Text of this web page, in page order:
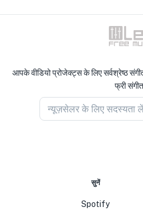
आपके वीडियो प्रोजेक्ट्स के लिए सर्वश्रेष्ठ
फ्री
न्यूज़सेलर के लिए सदस्यता
सुनें
Spotify